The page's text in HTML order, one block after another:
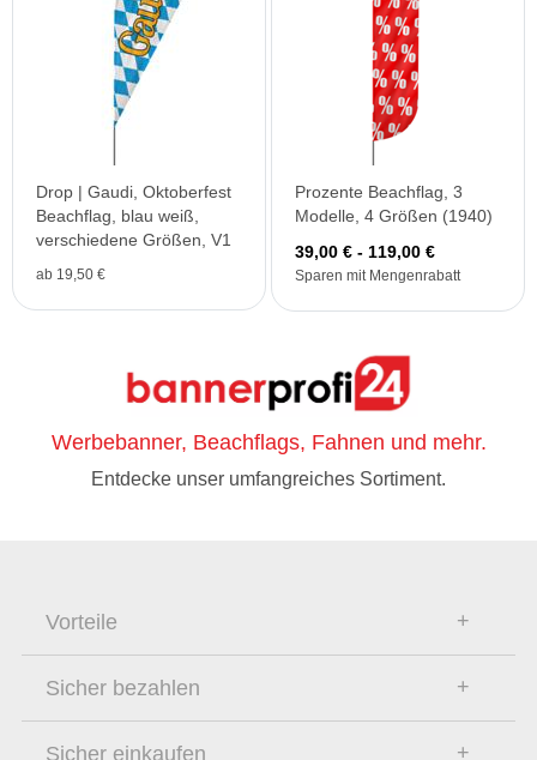
Drop | Gaudi, Oktoberfest
Beachflag, blau weiß,
verschiedene Größen, V1
ab 19,50 €
Prozente Beachflag, 3
Modelle, 4 Größen (1940)
39,00 € - 119,00 €
Sparen mit Mengenrabatt
Werbebanner, Beachflags, Fahnen und mehr.
Entdecke unser umfangreiches Sortiment.
Vorteile
Sicher bezahlen
Sicher einkaufen